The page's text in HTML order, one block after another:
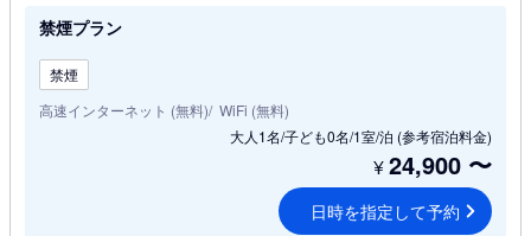
禁煙プラン
禁煙
高速インターネット (無料) WiFi (無料)
大人1名/子ども0名/1室/泊 (参考宿泊料金)
¥24,900 〜
日時を指定して予約